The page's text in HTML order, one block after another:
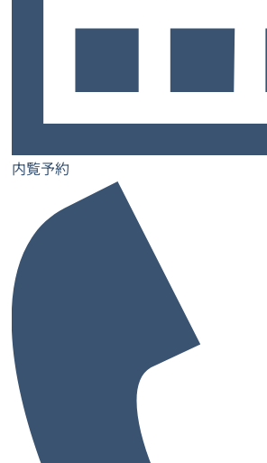
内覧予約
よくあるご質問
レンタルオフィス
レンタルオフィス一覧・検索
閲覧履歴一覧
都道府県から探す
奈良県
大阪府の市から探す
高槻市
東大阪市
藤井寺市